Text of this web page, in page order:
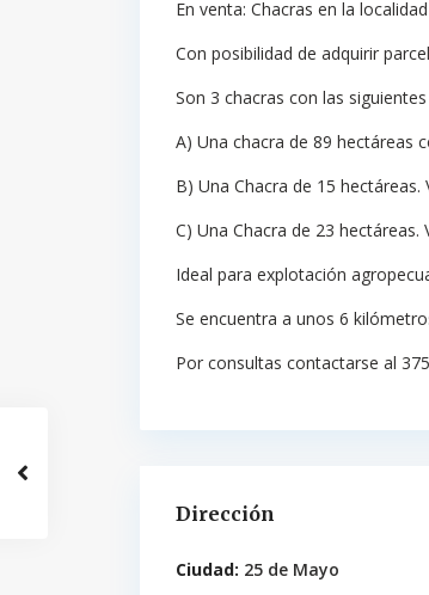
En venta: Chacras en la
Con posibilidad de adquirir
Son 3 chacras con las
A) Una chacra de 89 hectáreas
B) Una Chacra de 15 hectáreas.
C) Una Chacra de 23 hectáreas.
Ideal para explotación
Se encuentra a unos 6
Por consultas contactarse al
Dirección
Ciudad: 25 de Mayo